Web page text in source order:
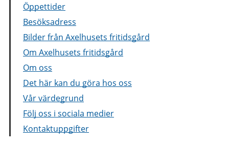
Öppettider
Besöksadress
Bilder från Axelhusets fritidsgård
Om Axelhusets fritidsgård
Om oss
Det här kan du göra hos oss
Vår värdegrund
Följ oss i sociala medier
Kontaktuppgifter